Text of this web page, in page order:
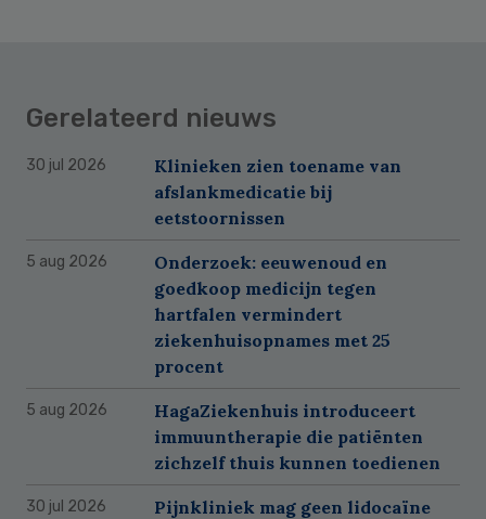
Gerelateerd nieuws
30 jul 2026
Klinieken zien toename van
afslankmedicatie bij
eetstoornissen
5 aug 2026
Onderzoek: eeuwenoud en
goedkoop medicijn tegen
hartfalen vermindert
ziekenhuisopnames met 25
procent
5 aug 2026
HagaZiekenhuis introduceert
immuuntherapie die patiënten
zichzelf thuis kunnen toedienen
30 jul 2026
Pijnkliniek mag geen lidocaïne